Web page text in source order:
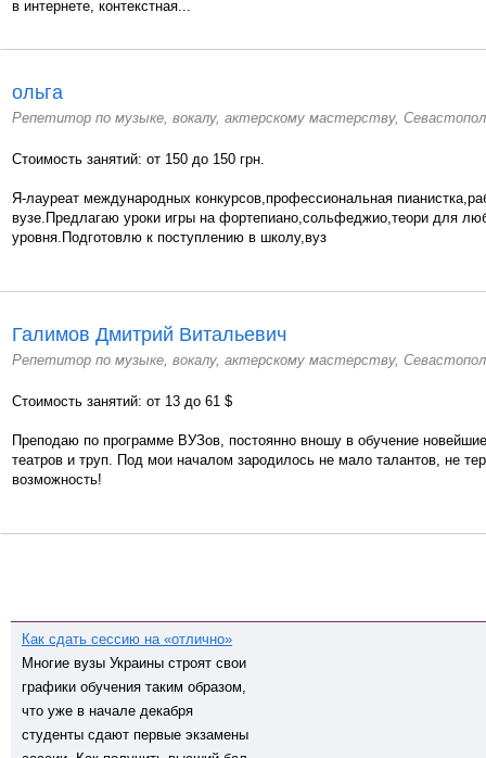
в интернете, контекстная...
ольга
Репетитор по музыке, вокалу, актерскому мастерству,
Стоимость занятий: от 150 до 150 грн.
Я-лауреат международных конкурсов,профессиональная
вузе.Предлагаю уроки игры на фортепиано,сольфеджио,теори для
уровня.Подготовлю к поступлению в школу,вуз
Галимов Дмитрий Витальевич
Репетитор по музыке, вокалу, актерскому мастерству,
Стоимость занятий: от 13 до 61 $
Преподаю по программе ВУЗов, постоянно вношу в обучение
театров и труп. Под мои началом зародилось не мало талантов, не
возможность!
Как сдать сессию на «отлично»
Многие вузы Украины строят свои
графики обучения таким образом,
что уже в начале декабря
студенты сдают первые экзамены